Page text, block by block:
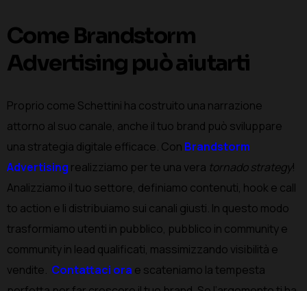
Come Brandstorm
Advertising può aiutarti
Proprio come Schettini ha costruito una narrazione
attorno al suo canale, anche il tuo brand può sviluppare
una strategia digitale efficace. Con Brandstorm
Advertising realizziamo per te una vera tornado strategy!
Analizziamo il tuo settore, definiamo contenuti, hook e call
to action e li distribuiamo sui canali giusti. In questo modo
trasformiamo utenti in pubblico, pubblico in community e
community in lead qualificati, massimizzando visibilità e
vendite. Contattaci ora e scateniamo la tempesta